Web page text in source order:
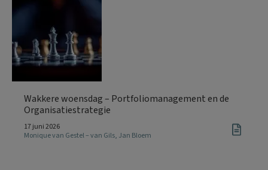
Wakkere woensdag – Portfoliomanagement en de
Organisatiestrategie
17 juni 2026
Monique van Gestel – van Gils, Jan Bloem